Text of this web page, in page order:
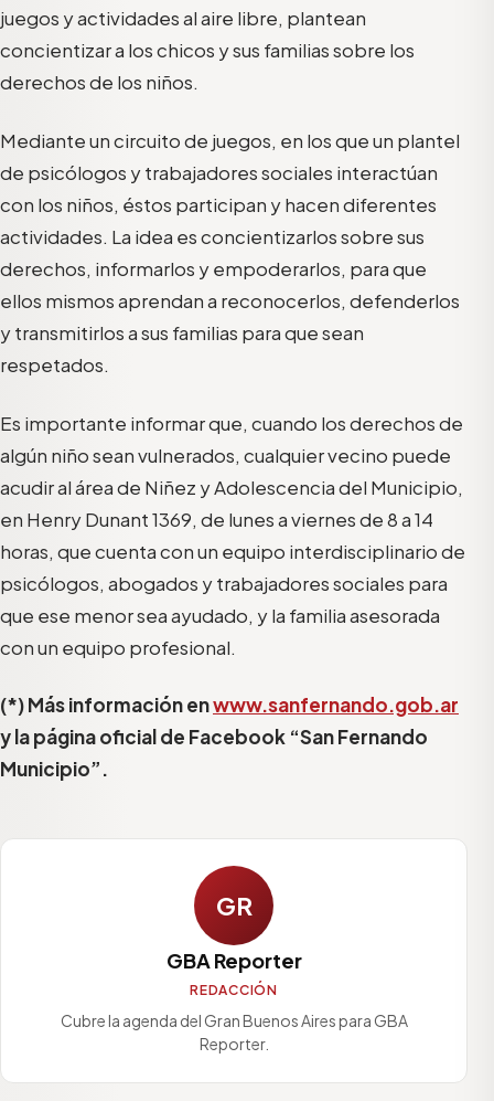
juegos y actividades al aire libre, plantean
concientizar a los chicos y sus familias sobre los
derechos de los niños.
Mediante un circuito de juegos, en los que un plantel
de psicólogos y trabajadores sociales interactúan
con los niños, éstos participan y hacen diferentes
actividades. La idea es concientizarlos sobre sus
derechos, informarlos y empoderarlos, para que
ellos mismos aprendan a reconocerlos, defenderlos
y transmitirlos a sus familias para que sean
respetados.
Es importante informar que, cuando los derechos de
algún niño sean vulnerados, cualquier vecino puede
acudir al área de Niñez y Adolescencia del Municipio,
en Henry Dunant 1369, de lunes a viernes de 8 a 14
horas, que cuenta con un equipo interdisciplinario de
psicólogos, abogados y trabajadores sociales para
que ese menor sea ayudado, y la familia asesorada
con un equipo profesional.
(*) Más información enwww.sanfernando.gob.ar
y la página oficial de Facebook “San Fernando
Municipio”.
GR
GBA Reporter
REDACCIÓN
Cubre la agenda del Gran Buenos Aires para GBA
Reporter.